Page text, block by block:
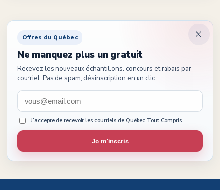
Offres du Québec
Ne manquez plus un gratuit
Recevez les nouveaux échantillons, concours et rabais par
courriel. Pas de spam, désinscription en un clic.
J'accepte de recevoir les courriels de Québec Tout Compris.
Je m'inscris